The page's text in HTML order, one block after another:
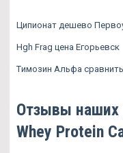
Ципионат дешево
Hgh Frag цена Егорьевск
Tимозин Альфа
Отзывы наших
Whey Protein